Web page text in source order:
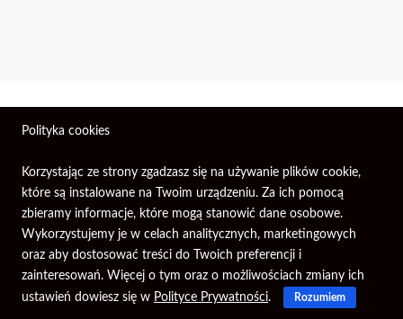
Konto Koszyk
Wszelkie prawa zastrzeżone © 2026 | Firma Elektroniczna
Polityka cookies
Korzystając ze strony zgadzasz się na używanie plików cookie,
które są instalowane na Twoim urządzeniu. Za ich pomocą
zbieramy informacje, które mogą stanowić dane osobowe.
Wykorzystujemy je w celach analitycznych, marketingowych
oraz aby dostosować treści do Twoich preferencji i
zainteresowań. Więcej o tym oraz o możliwościach zmiany ich
ustawień dowiesz się w Polityce Prywatności. Rozumiem